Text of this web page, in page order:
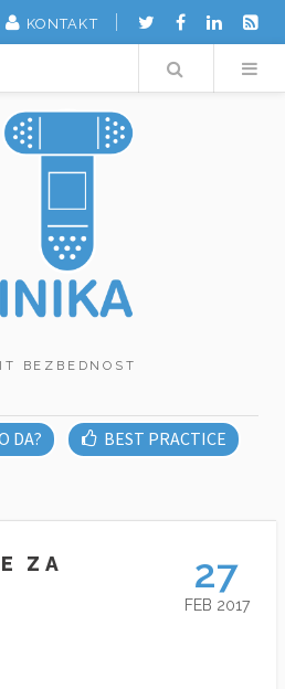
KONTAKT
Search
DA?
BEST PRACTICE
ZA
27
FEB 2017
BEZBEDNOST